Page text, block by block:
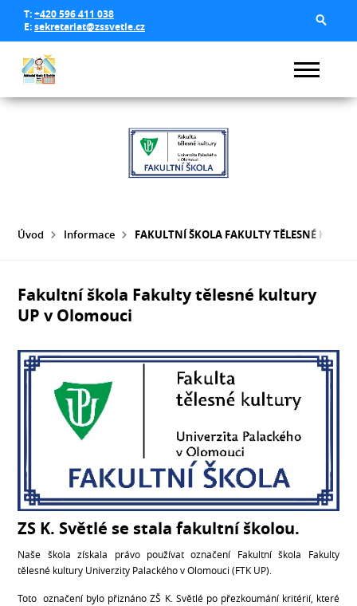
T:+420 596 411 038
E:sekretariat@zssvetle.cz
Úvod Informace FAKULTNÍ ŠKOLA FAKULTY TĚLESNÉ
Fakultní škola Fakulty tělesné kultury
UP v Olomouci
ZS K. Světlé se stala fakultní školou.
Naše škola získala právo používat označení Fakultní škola Fakulty
tělesné kultury Univerzity Palackého v Olomouci (FTK UP).
Toto označení bylo přiznáno ZŠ K. Světlé po přezkoumání kritérií, které